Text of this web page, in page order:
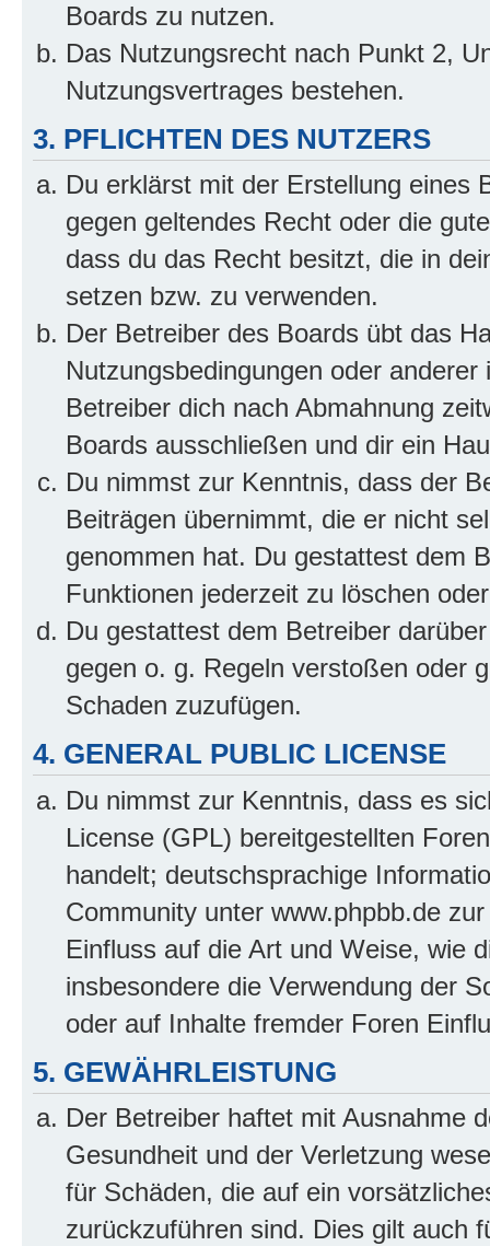
Boards zu nutzen.
Das Nutzungsrecht nach Punkt 2,
Nutzungsvertrages bestehen.
3. PFLICHTEN DES NUTZERS
Du erklärst mit der Erstellung eines
gegen geltendes Recht oder die
dass du das Recht besitzt, die in
setzen bzw. zu verwenden.
Der Betreiber des Boards übt das
Nutzungsbedingungen oder
Betreiber dich nach Abmahnung
Boards ausschließen und dir ein
Du nimmst zur Kenntnis, dass der
Beiträgen übernimmt, die er nicht
genommen hat. Du gestattest dem
Funktionen jederzeit zu löschen
Du gestattest dem Betreiber
gegen o. g. Regeln verstoßen oder
Schaden zuzufügen.
4. GENERAL PUBLIC LICENSE
Du nimmst zur Kenntnis, dass es
License (GPL) bereitgestellten
handelt; deutschsprachige
Community unter www.phpbb.de
Einfluss auf die Art und Weise, wie
insbesondere die Verwendung der
oder auf Inhalte fremder Foren
5. GEWÄHRLEISTUNG
Der Betreiber haftet mit Ausnahme
Gesundheit und der Verletzung
für Schäden, die auf ein
zurückzuführen sind. Dies gilt auch